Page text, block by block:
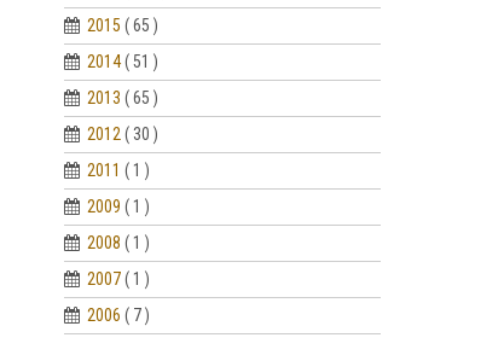
2015 ( 65 )
2014 ( 51 )
2013 ( 65 )
2012 ( 30 )
2011 ( 1 )
2009 ( 1 )
2008 ( 1 )
2007 ( 1 )
2006 ( 7 )